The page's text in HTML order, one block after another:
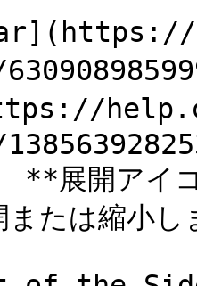
**展開アイ
たは縮小し